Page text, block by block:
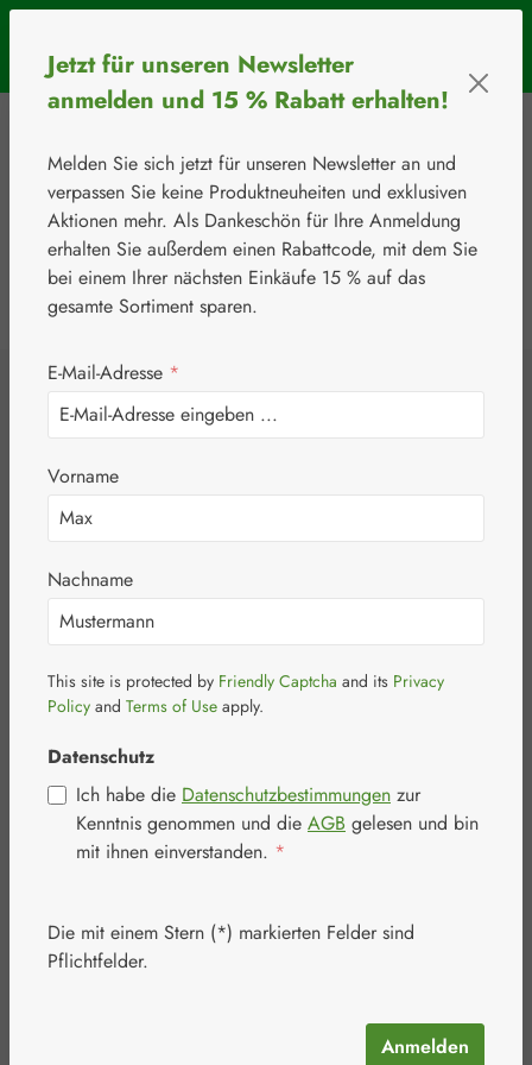
RabattcodeBIOS55 € Rabatt ab einem Warenkorbwert von 50 €.
Werkzeugleiste anzeigen
⚘ Augen
Astaxanthin 4 mg
Kapseln
Bildergalerie überspringen
Jetzt für unseren Newsletter
anmelden und 15 % Rabatt erhalten!
Melden Sie sich jetzt für unseren Newsletter an und
verpassen Sie keine Produktneuheiten und exklusiven
Aktionen mehr. Als Dankeschön für Ihre Anmeldung
erhalten Sie außerdem einen Rabattcode, mit dem Sie
bei einem Ihrer nächsten Einkäufe 15 % auf das
gesamte Sortiment sparen.
E-Mail-Adresse *
Vorname
Nachname
This site is protected by Friendly Captcha and its Privacy
Policy and Terms of Use apply.
Datenschutz
Ich habe die Datenschutzbestimmungen zur
Kenntnis genommen und die AGB gelesen und bin
mit ihnen einverstanden. *
Die mit einem Stern (*) markierten Felder sind
Pflichtfelder.
Anmelden